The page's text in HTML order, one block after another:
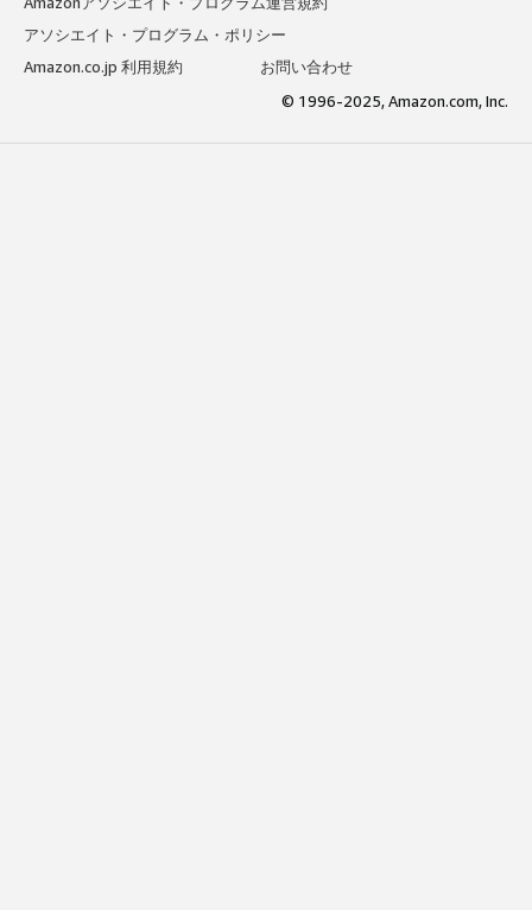
アソシエイト・プログラム・ポリシー
Amazon.co.jp 利用規約
お問い合わせ
© 1996-2025, Amazon.com, Inc.